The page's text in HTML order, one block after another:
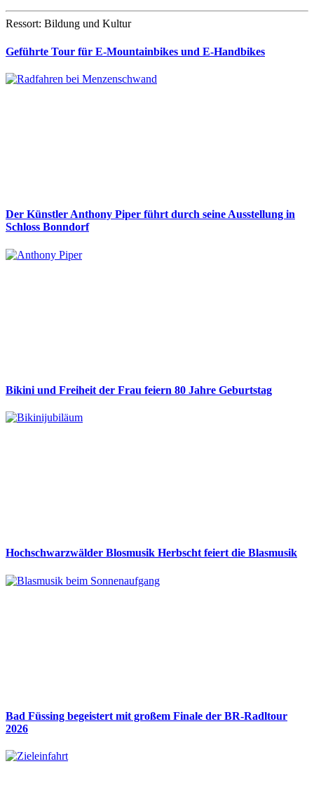
Ressort: Bildung und Kultur
Geführte Tour für E-Mountainbikes und E-Handbikes
Der Künstler Anthony Piper führt durch seine Ausstellung in
Schloss Bonndorf
Bikini und Freiheit der Frau feiern 80 Jahre Geburtstag
Hochschwarzwälder Blosmusik Herbscht feiert die Blasmusik
Bad Füssing begeistert mit großem Finale der BR-Radltour
2026